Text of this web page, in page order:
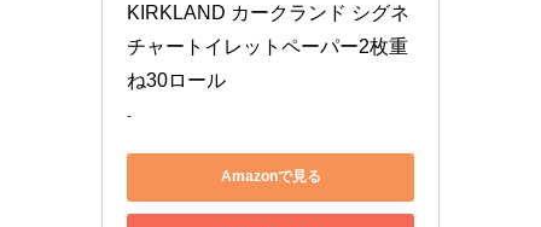
KIRKLAND カークランド シグネ
チャートイレットペーパー2枚重
ね30ロール
-
Amazonで見る